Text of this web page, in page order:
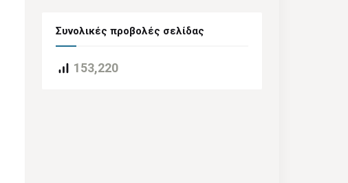
Συνολικές προβολές σελίδας
153,220